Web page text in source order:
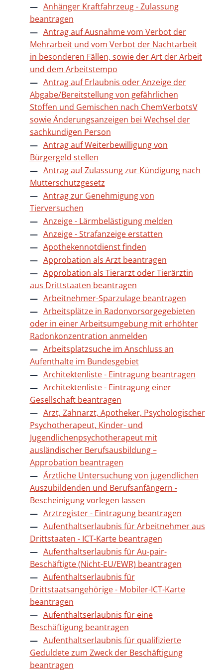
Anhänger Kraftfahrzeug - Zulassung
beantragen
Antrag auf Ausnahme vom Verbot der
Mehrarbeit und vom Verbot der Nachtarbeit
in besonderen Fällen, sowie der Art der Arbeit
und dem Arbeitstempo
Antrag auf Erlaubnis oder Anzeige der
Abgabe/Bereitstellung von gefährlichen
Stoffen und Gemischen nach ChemVerbotsV
sowie Änderungsanzeigen bei Wechsel der
sachkundigen Person
Antrag auf Weiterbewilligung von
Bürgergeld stellen
Antrag auf Zulassung zur Kündigung nach
Mutterschutzgesetz
Antrag zur Genehmigung von
Tierversuchen
Anzeige - Lärmbelästigung melden
Anzeige - Strafanzeige erstatten
Apothekennotdienst finden
Approbation als Arzt beantragen
Approbation als Tierarzt oder Tierärztin
aus Drittstaaten beantragen
Arbeitnehmer-Sparzulage beantragen
Arbeitsplätze in Radonvorsorgegebieten
oder in einer Arbeitsumgebung mit erhöhter
Radonkonzentration anmelden
Arbeitsplatzsuche im Anschluss an
Aufenthalte im Bundesgebiet
Architektenliste - Eintragung beantragen
Architektenliste - Eintragung einer
Gesellschaft beantragen
Arzt, Zahnarzt, Apotheker, Psychologischer
Psychotherapeut, Kinder- und
Jugendlichenpsychotherapeut mit
ausländischer Berufsausbildung –
Approbation beantragen
Ärztliche Untersuchung von jugendlichen
Auszubildenden und Berufsanfängern -
Bescheinigung vorlegen lassen
Arztregister - Eintragung beantragen
Aufenthaltserlaubnis für Arbeitnehmer aus
Drittstaaten - ICT-Karte beantragen
Aufenthaltserlaubnis für Au-pair-
Beschäftigte (Nicht-EU/EWR) beantragen
Aufenthaltserlaubnis für
Drittstaatsangehörige - Mobiler-ICT-Karte
beantragen
Aufenthaltserlaubnis für eine
Beschäftigung beantragen
Aufenthaltserlaubnis für qualifizierte
Geduldete zum Zweck der Beschäftigung
beantragen